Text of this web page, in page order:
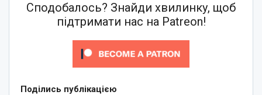
Сподобалось? Знайди хвилинку, щоб
підтримати нас на Patreon!
Поділись публікацією